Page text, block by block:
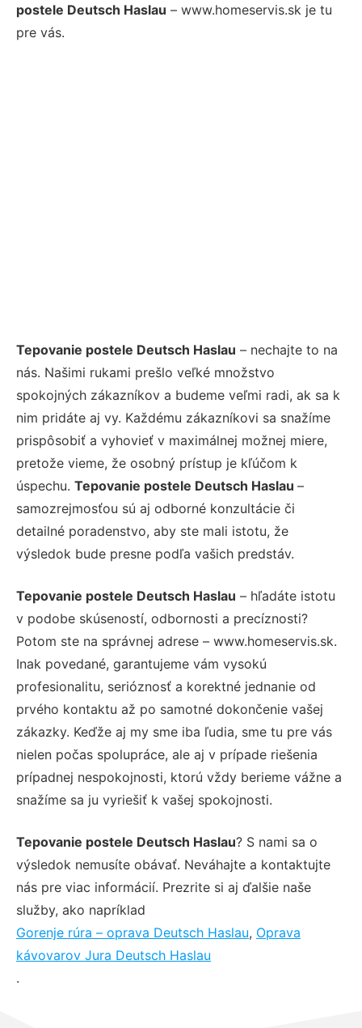
postele Deutsch Haslau – www.homeservis.sk je tu
pre vás.
Tepovanie postele Deutsch Haslau – nechajte to na
nás. Našimi rukami prešlo veľké množstvo
spokojných zákazníkov a budeme veľmi radi, ak sa k
nim pridáte aj vy. Každému zákazníkovi sa snažíme
prispôsobiť a vyhovieť v maximálnej možnej miere,
pretože vieme, že osobný prístup je kľúčom k
úspechu. Tepovanie postele Deutsch Haslau –
samozrejmosťou sú aj odborné konzultácie či
detailné poradenstvo, aby ste mali istotu, že
výsledok bude presne podľa vašich predstáv.
Tepovanie postele Deutsch Haslau – hľadáte istotu
v podobe skúseností, odbornosti a precíznosti?
Potom ste na správnej adrese – www.homeservis.sk.
Inak povedané, garantujeme vám vysokú
profesionalitu, serióznosť a korektné jednanie od
prvého kontaktu až po samotné dokončenie vašej
zákazky. Keďže aj my sme iba ľudia, sme tu pre vás
nielen počas spolupráce, ale aj v prípade riešenia
prípadnej nespokojnosti, ktorú vždy berieme vážne a
snažíme sa ju vyriešiť k vašej spokojnosti.
Tepovanie postele Deutsch Haslau? S nami sa o
výsledok nemusíte obávať. Neváhajte a kontaktujte
nás pre viac informácií. Prezrite si aj ďalšie naše
služby, ako napríklad
Gorenje rúra – oprava Deutsch Haslau, Oprava
kávovarov Jura Deutsch Haslau
.